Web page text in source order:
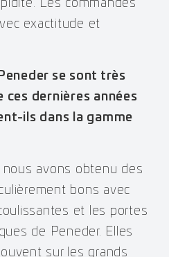
Les commandes
exactitude et
se sont très
ces dernières années
ils dans la gamme
nous avons obtenu des
bons avec
et les portes
de Peneder. Elles
sur les grands